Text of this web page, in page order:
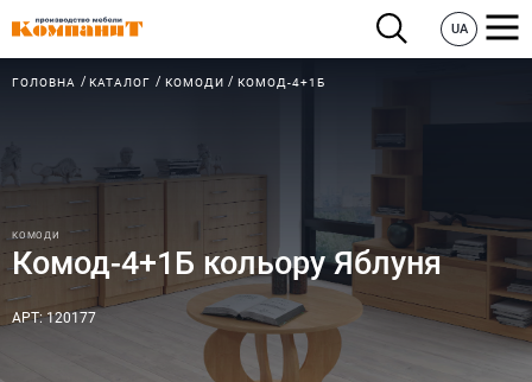
UA
ГОЛОВНА КАТАЛОГ КОМОДИ КОМОД-4+1Б
КОМОДИ
Комод-4+1Б кольору Яблуня
АРТ: 120177